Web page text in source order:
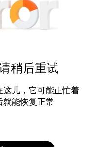
稍后重试
这儿，它可能正忙着
就能恢复正常